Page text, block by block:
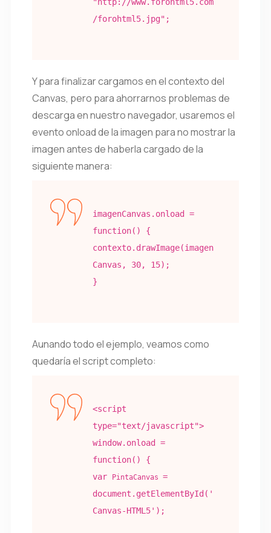
/forohtml5.jpg";
Y para finalizar cargamos en el contexto del
Canvas, pero para ahorrarnos problemas de
descarga en nuestro navegador, usaremos el
evento onload de la imagen para no mostrar la
imagen antes de haberla cargado de la
siguiente manera:
imagenCanvas .onload =
function() {
contexto.drawImage(imagen
Canvas , 30, 15);
}
Aunando todo el ejemplo, veamos como
quedaría el script completo:
<script
type="text/javascript">
window.onload =
function() {
var
PintaCanvas =
document.getElementById('
Canvas-HTML5');